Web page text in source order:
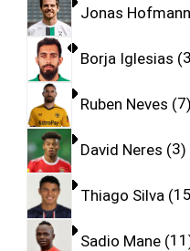
Jonas Hofmann
Borja Iglesias 3
Ruben Neves 7
David Neres 3
Thiago Silva 15
Sadio Mane 11